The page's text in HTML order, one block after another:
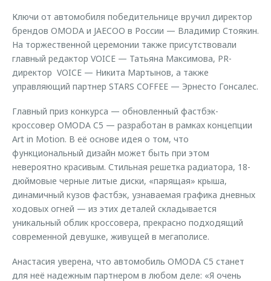
Ключи от автомобиля победительнице вручил директор
брендов OMODA и JAECOO в России — Владимир Стоякин.
На торжественной церемонии также присутствовали
главный редактор VOICE — Татьяна Максимова, PR-
директор VOICE — Никита Мартынов, а также
управляющий партнер STARS COFFEE — Эрнесто Гонсалес.
Главный приз конкурса — обновленный фастбэк-
кроссовер OMODA C5 — разработан в рамках концепции
Art in Motion. В её основе идея о том, что
функциональный дизайн может быть при этом
невероятно красивым. Стильная решетка радиатора, 18-
дюймовые черные литые диски, «парящая» крыша,
динамичный кузов фастбэк, узнаваемая графика дневных
ходовых огней — из этих деталей складывается
уникальный облик кроссовера, прекрасно подходящий
современной девушке, живущей в мегаполисе.
Анастасия уверена, что автомобиль OMODA C5 станет
для неё надежным партнером в любом деле: «Я очень